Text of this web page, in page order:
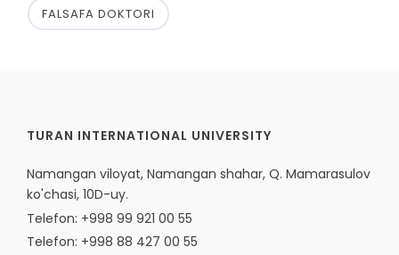
FALSAFA DOKTORI
TURAN INTERNATIONAL UNIVERSITY
Namangan viloyat, Namangan shahar, Q. Mamarasulov
ko'chasi, 10D-uy.
Telefon: +998 99 921 00 55
Telefon: +998 88 427 00 55